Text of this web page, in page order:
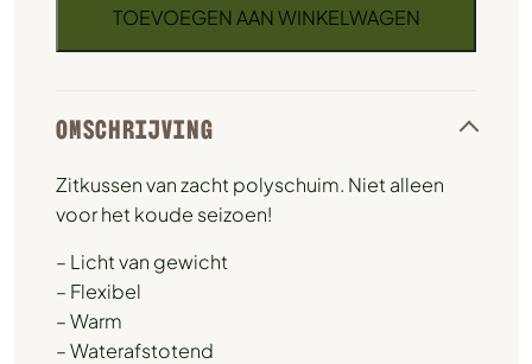
TOEVOEGEN AAN WINKELWAGEN
OMSCHRIJVING
Zitkussen van zacht polyschuim. Niet alleen
voor het koude seizoen!
– Licht van gewicht
– Flexibel
– Warm
– Waterafstotend